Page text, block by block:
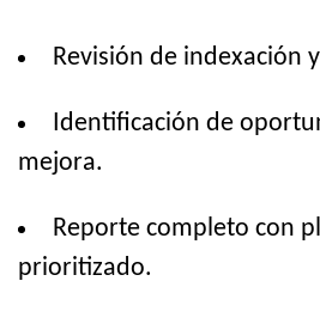
Revisión de indexación
Identificación de
mejora.
Reporte completo con
prioritizado.